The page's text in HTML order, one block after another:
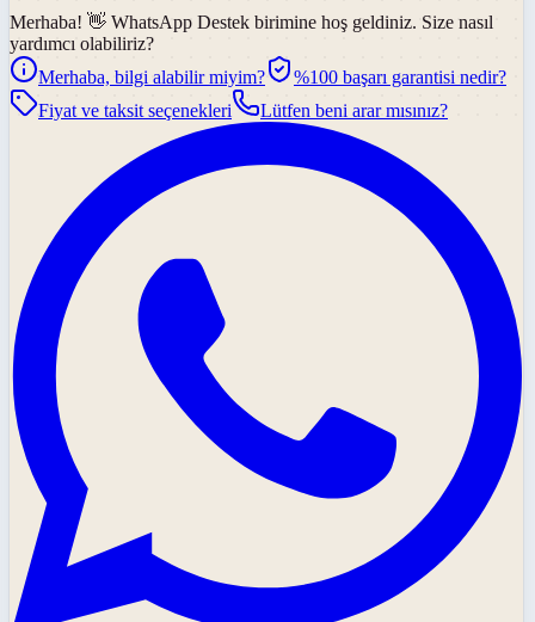
Merhaba! 👋 WhatsApp Destek birimine hoş geldiniz. Size nasıl
yardımcı olabiliriz?
Merhaba, bilgi alabilir miyim?
%100 başarı garantisi nedir?
Fiyat ve taksit seçenekleri
Lütfen beni arar mısınız?